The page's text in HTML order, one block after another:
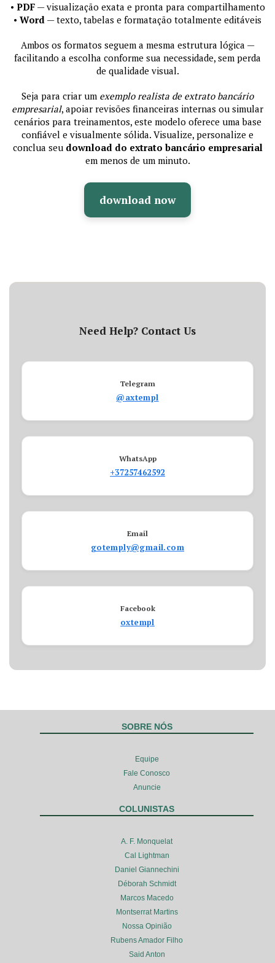
• PDF— visualização exata e pronta para compartilhamento
• Word — texto, tabelas e formatação totalmente editáveis
Ambos os formatos seguem a mesma estrutura lógica —
facilitando a escolha conforme sua necessidade, sem perda
de qualidade visual.
Seja para criar um exemplo realista de extrato bancário
empresarial, apoiar revisões financeiras internas ou simular
cenários para treinamentos, este modelo oferece uma base
confiável e visualmente sólida. Visualize, personalize e
conclua seu download do extrato bancário empresarial
em menos de um minuto.
download now
Need Help? Contact Us
Telegram
@axtempl
WhatsApp
+37257462592
Email
gotemply@gmail.com
Facebook
oxtempl
SOBRE NÓS
Equipe
Fale Conosco
Anuncie
COLUNISTAS
A. F. Monquelat
Cal Lightman
Daniel Giannechini
Déborah Schmidt
Marcos Macedo
Montserrat Martins
Nossa Opinião
Rubens Amador Filho
Said Anton